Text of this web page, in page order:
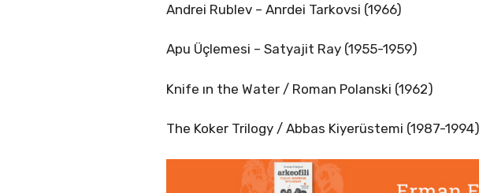
Andrei Rublev – Anrdei Tarkovsi (1966)
Apu Üçlemesi – Satyajit Ray (1955-1959)
Knife ın the Water / Roman Polanski (1962)
The Koker Trilogy / Abbas Kiyerüstemi (1987-